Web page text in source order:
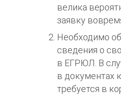
велика
заявку
Необходимо
сведения о
в ЕГРЮЛ. В
в документах
требуется в